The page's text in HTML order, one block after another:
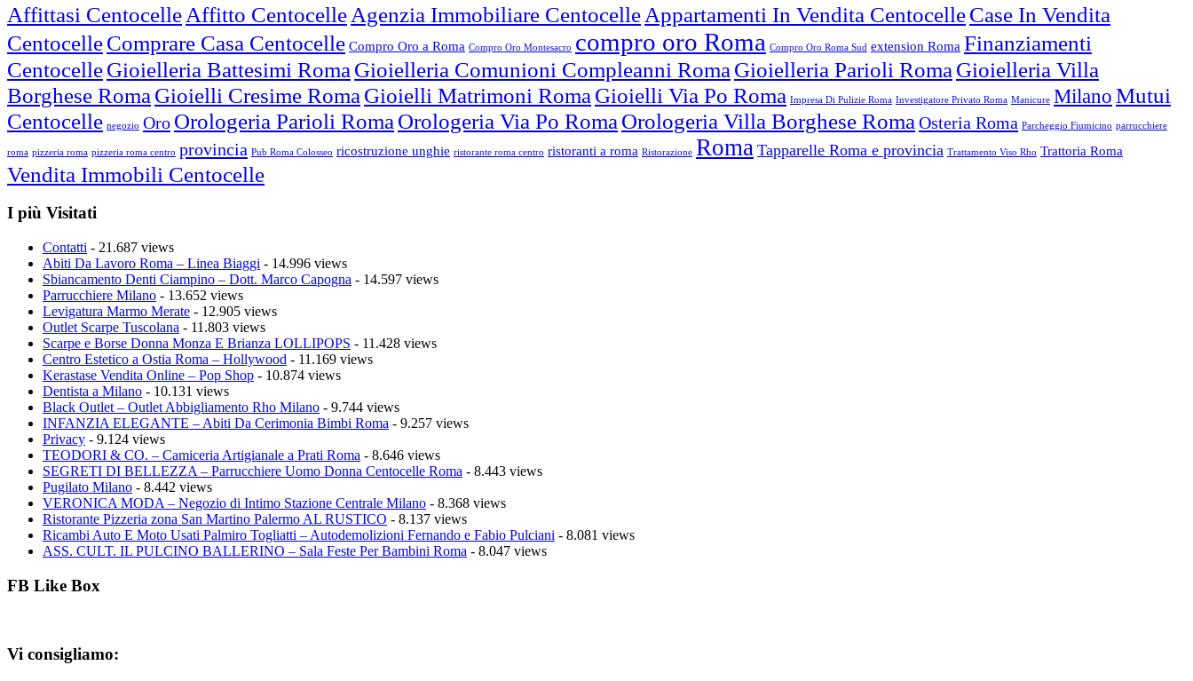
Affittasi Centocelle Affitto Centocelle Agenzia Immobiliare Centocelle Appartamenti In Vendita CentocelleCase In Vendita
CentocelleComprare Casa Centocelle Compro Oro a Roma Compro Oro Montesacro compro oro Roma Compro Oro Roma Sud extension Roma Finanziamenti
CentocelleGioielleria Battesimi Roma Gioielleria Comunioni Compleanni Roma Gioielleria Parioli Roma Gioielleria Villa
Borghese Roma Gioielli Cresime Roma Gioielli Matrimoni Roma Gioielli Via Po Roma Impresa Di Pulizie Roma Investigatore Privato Roma Manicure Milano Mutui
Centocelle negozio Oro Orologeria Parioli Roma Orologeria Via Po Roma Orologeria Villa Borghese Roma Osteria Roma Parcheggio Fiumicino parrucchiere
roma pizzeria roma pizzeria roma centro provincia Pub Roma Colosseo ricostruzione unghie ristorante roma centro ristoranti a roma Ristorazione Roma Tapparelle Roma e provincia Trattamento Viso Rho Trattoria Roma
Vendita Immobili Centocelle
I più Visitati
Contatti - 21.687 views
Abiti Da Lavoro Roma – Linea Biaggi - 14.996 views
Sbiancamento Denti Ciampino – Dott. Marco Capogna - 14.597 views
Parrucchiere Milano - 13.652 views
Levigatura Marmo Merate - 12.905 views
Outlet Scarpe Tuscolana - 11.803 views
Scarpe e Borse Donna Monza E Brianza LOLLIPOPS - 11.428 views
Centro Estetico a Ostia Roma – Hollywood - 11.169 views
Kerastase Vendita Online – Pop Shop - 10.874 views
Dentista a Milano - 10.131 views
Black Outlet – Outlet Abbigliamento Rho Milano - 9.744 views
INFANZIA ELEGANTE – Abiti Da Cerimonia Bimbi Roma - 9.257 views
Privacy - 9.124 views
TEODORI & CO. – Camiceria Artigianale a Prati Roma - 8.646 views
SEGRETI DI BELLEZZA – Parrucchiere Uomo Donna Centocelle Roma - 8.443 views
Pugilato Milano - 8.442 views
VERONICA MODA – Negozio di Intimo Stazione Centrale Milano - 8.368 views
Ristorante Pizzeria zona San Martino Palermo AL RUSTICO - 8.137 views
Ricambi Auto E Moto Usati Palmiro Togliatti – Autodemolizioni Fernando e Fabio Pulciani - 8.081 views
ASS. CULT. IL PULCINO BALLERINO – Sala Feste Per Bambini Roma - 8.047 views
FB Like Box
Vi consigliamo: